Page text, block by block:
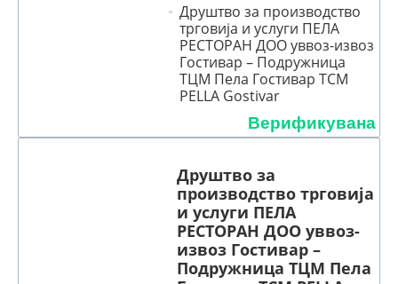
Друштво за производство
трговија и услуги ПЕЛА
РЕСТОРАН ДОО уввоз-извоз
Гостивар – Подружница
ТЦМ Пела Гостивар TCM
PELLA Gostivar
Верификувана
Друштво за
производство трговија
и услуги ПЕЛА
РЕСТОРАН ДОО уввоз-
извоз Гостивар –
Подружница ТЦМ Пела